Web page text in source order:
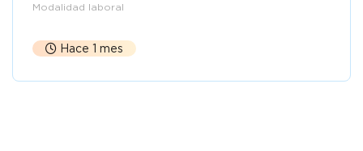
Modalidad laboral
Hace 1 mes